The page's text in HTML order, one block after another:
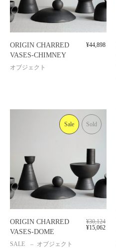
ORIGIN CHARRED
VASES-CHIMNEY
オブジェクト
¥44,898
Sale Sold
ORIGIN CHARRED
VASES-DOME
SALE オブジェクト
¥30,124
¥15,062